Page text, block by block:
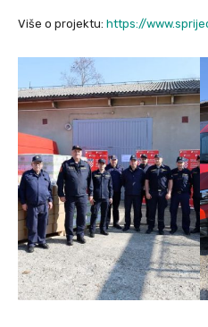
Više o projektu: https://